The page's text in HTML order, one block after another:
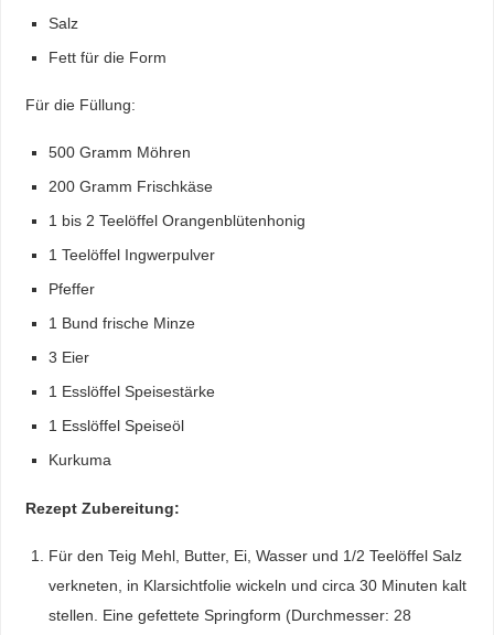
Salz
Fett für die Form
Für die Füllung:
500 Gramm Möhren
200 Gramm Frischkäse
1 bis 2 Teelöffel Orangenblütenhonig
1 Teelöffel Ingwerpulver
Pfeffer
1 Bund frische Minze
3 Eier
1 Esslöffel Speisestärke
1 Esslöffel Speiseöl
Kurkuma
Rezept Zubereitung:
Für den Teig Mehl, Butter, Ei, Wasser und 1/2 Teelöffel Salz
verkneten, in Klarsichtfolie wickeln und circa 30 Minuten kalt
stellen. Eine gefettete Springform (Durchmesser: 28